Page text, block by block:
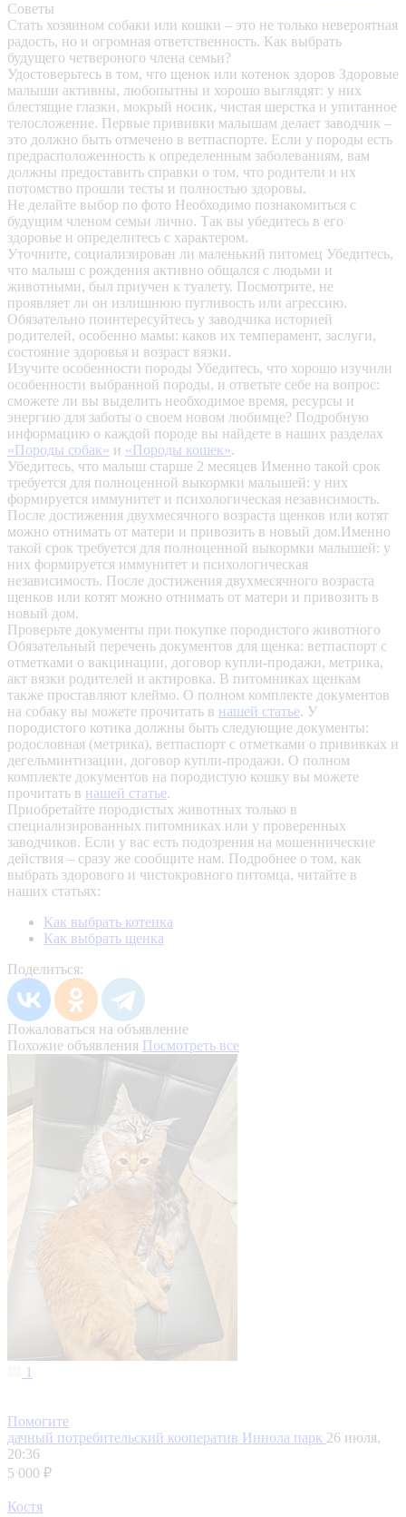
Советы
Стать хозяином собаки или кошки – это не только невероятная
радость, но и огромная ответственность. Как выбрать
будущего четвероного члена семьи?
Удостоверьтесь в том, что щенок или котенок здоров Здоровые
малыши активны, любопытны и хорошо выглядят: у них
блестящие глазки, мокрый носик, чистая шерстка и упитанное
телосложение. Первые прививки малышам делает заводчик –
это должно быть отмечено в ветпаспорте. Если у породы есть
предрасположенность к определенным заболеваниям, вам
должны предоставить справки о том, что родители и их
потомство прошли тесты и полностью здоровы.
Не делайте выбор по фото Необходимо познакомиться с
будущим членом семьи лично. Так вы убедитесь в его
здоровье и определитесь с характером.
Уточните, социализирован ли маленький питомец Убедитесь,
что малыш с рождения активно общался с людьми и
животными, был приучен к туалету. Посмотрите, не
проявляет ли он излишнюю пугливость или агрессию.
Обязательно поинтересуйтесь у заводчика историей
родителей, особенно мамы: каков их темперамент, заслуги,
состояние здоровья и возраст вязки.
Изучите особенности породы Убедитесь, что хорошо изучили
особенности выбранной породы, и ответьте себе на вопрос:
сможете ли вы выделить необходимое время, ресурсы и
энергию для заботы о своем новом любимце? Подробную
информацию о каждой породе вы найдете в наших разделах
«Породы собак» и «Породы кошек».
Убедитесь, что малыш старше 2 месяцев Именно такой срок
требуется для полноценной выкормки малышей: у них
формируется иммунитет и психологическая независимость.
После достижения двухмесячного возраста щенков или котят
можно отнимать от матери и привозить в новый дом.Именно
такой срок требуется для полноценной выкормки малышей: у
них формируется иммунитет и психологическая
независимость. После достижения двухмесячного возраста
щенков или котят можно отнимать от матери и привозить в
новый дом.
Проверьте документы при покупке породистого животного
Обязательный перечень документов для щенка: ветпаспорт с
отметками о вакцинации, договор купли-продажи, метрика,
акт вязки родителей и актировка. В питомниках щенкам
также проставляют клеймо. О полном комплекте документов
на собаку вы можете прочитать в нашей статье. У
породистого котика должны быть следующие документы:
родословная (метрика), ветпаспорт с отметками о прививках и
дегельминтизации, договор купли-продажи. О полном
комплекте документов на породистую кошку вы можете
прочитать в нашей статье.
Приобретайте породистых животных только в
специализированных питомниках или у проверенных
заводчиков. Если у вас есть подозрения на мошеннические
действия – сразу же сообщите нам. Подробнее о том, как
выбрать здорового и чистокровного питомца, читайте в
наших статьях:
Как выбрать котенка
Как выбрать щенка
Поделиться:
Пожаловаться на объявление
Похожие объявления Посмотреть все
1
Помогите
дачный потребительский кооператив Иннола парк 26 июля,
20:36
5 000 ₽
Костя